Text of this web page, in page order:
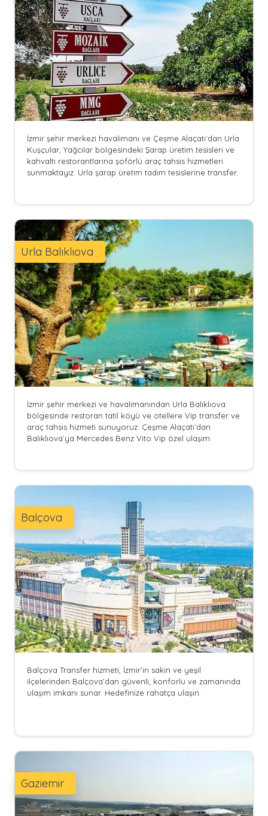
İzmir şehir merkezi havalimanı ve Çeşme Alaçatı`dan Urla
Kuşçular, Yağcılar bölgesindeki Şarap üretim tesisleri ve
kahvaltı restorantlarına şoförlü araç tahsis hizmetleri
sunmaktayız. Urla şarap üretim tadım tesislerine transfer.
İzmir şehir merkezi ve havalimanından Urla Balıklıova
bölgesinde restoran tatil köyü ve otellere Vip transfer ve
araç tahsis hizmeti sunuyoruz. Çeşme Alaçatı`dan
Balıklıova`ya Mercedes Benz Vito Vip özel ulaşım.
Urla Balıklıova
Balçova Transfer hizmeti, İzmir’in sakin ve yeşil
ilçelerinden Balçova’dan güvenli, konforlu ve zamanında
ulaşım imkanı sunar. Hedefinize rahatça ulaşın.
Balçova
Gaziemir